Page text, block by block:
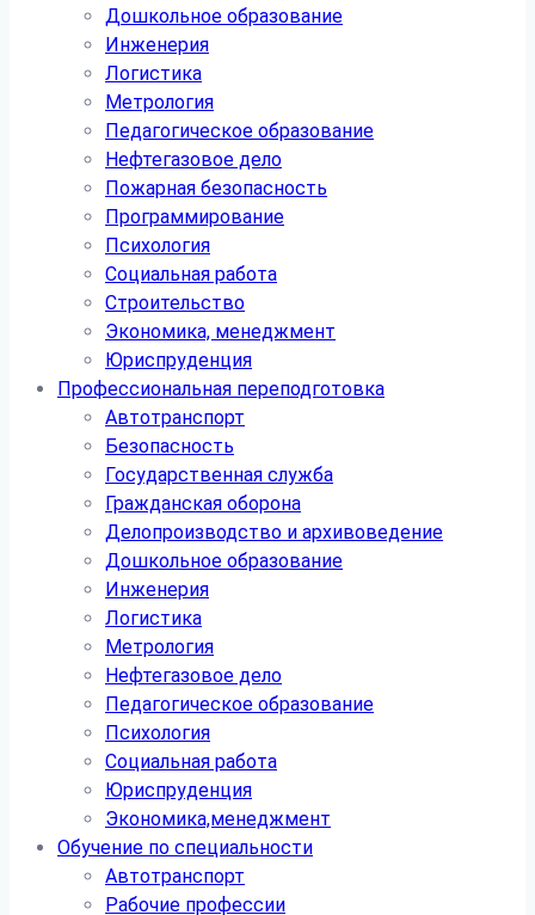
Дошкольное образование
Инженерия
Логистика
Метрология
Педагогическое образование
Нефтегазовое дело
Пожарная безопасность
Программирование
Психология
Социальная работа
Строительство
Экономика, менеджмент
Юриспруденция
Профессиональная переподготовка
Автотранспорт
Безопасность
Государственная служба
Гражданская оборона
Делопроизводство и архивоведение
Дошкольное образование
Инженерия
Логистика
Метрология
Нефтегазовое дело
Педагогическое образование
Психология
Социальная работа
Юриспруденция
Экономика,менеджмент
Обучение по специальности
Автотранспорт
Рабочие профессии